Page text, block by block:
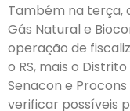
Também na terça,
Gás Natural e
operação de
o RS, mais o
Senacon e
verificar possíveis